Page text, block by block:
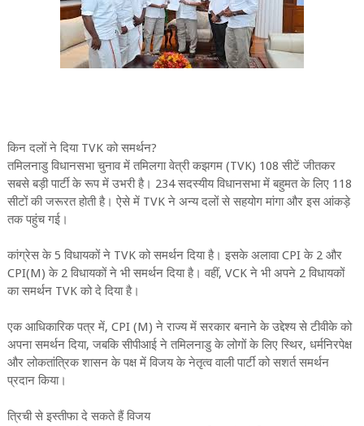
किन दलों ने दिया TVK को समर्थन?
तमिलनाडु विधानसभा चुनाव में तमिलगा वेत्री कझगम (TVK) 108 सीटें जीतकर
सबसे बड़ी पार्टी के रूप में उभरी है। 234 सदस्यीय विधानसभा में बहुमत के लिए 118
सीटों की जरूरत होती है। ऐसे में TVK ने अन्य दलों से सहयोग मांगा और इस आंकड़े
तक पहुंच गई।
कांग्रेस के 5 विधायकों ने TVK को समर्थन दिया है। इसके अलावा CPI के 2 और
CPI(M) के 2 विधायकों ने भी समर्थन दिया है। वहीं, VCK ने भी अपने 2 विधायकों
का समर्थन TVK को दे दिया है।
एक आधिकारिक पत्र में, CPI (M) ने राज्य में सरकार बनाने के उद्देश्य से टीवीके को
अपना समर्थन दिया, जबकि सीपीआई ने तमिलनाडु के लोगों के लिए स्थिर, धर्मनिरपेक्ष
और लोकतांत्रिक शासन के पक्ष में विजय के नेतृत्व वाली पार्टी को सशर्त समर्थन
प्रदान किया।
त्रिची से इस्तीफा दे सकते हैं विजय